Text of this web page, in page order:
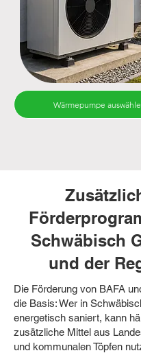
Wärmepumpe
Schwäbisch
und der
Die Förderung von BAFA
die Basis: Wer in
energetisch saniert, kann
zusätzliche Mittel aus
und kommunalen Töpfen